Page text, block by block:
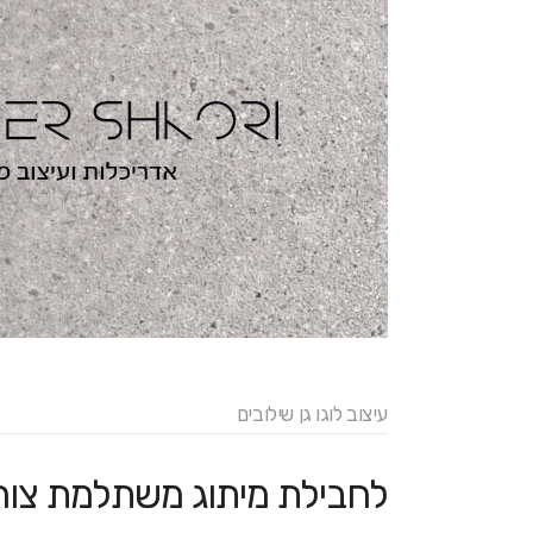
עיצוב לוגו גן שילובים
לחבילת מיתוג משתלמת